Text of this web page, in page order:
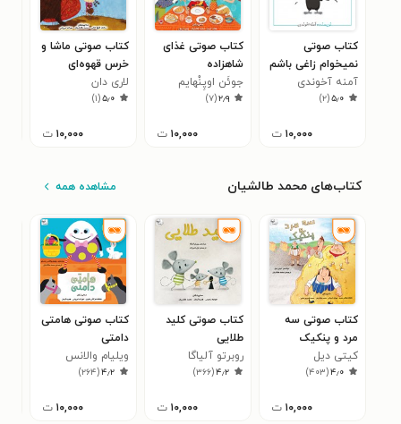
کتاب صوتی
نمیخوام زاغی باشم
آمنه آخوندی
۵٫۰(۲)
۱۰,۰۰۰ ت
کتاب صوتی غذای
شاهزاده
جوئَن اوپِنْهایم
۲٫۹(۷)
۱۰,۰۰۰ ت
کتاب صوتی ماشا و
خرس قهوه‌ای
لاری دان
۵٫۰(۱)
۱۰,۰۰۰ ت
کتاب‌های محمد طالشیان مشاهده همه
کتاب صوتی سه
مرد و پنکیک
کیتی دیل
۴٫۰(۴۰۳)
۱۰,۰۰۰ ت
کتاب صوتی کلید
طلایی
روبرتو آلیاگا
۴٫۲(۳۶۶)
۱۰,۰۰۰ ت
کتاب صوتی هامتی
دامتی
ویلیام والانس
دنسلو
۴٫۲(۲۶۴)
۱۰,۰۰۰ ت